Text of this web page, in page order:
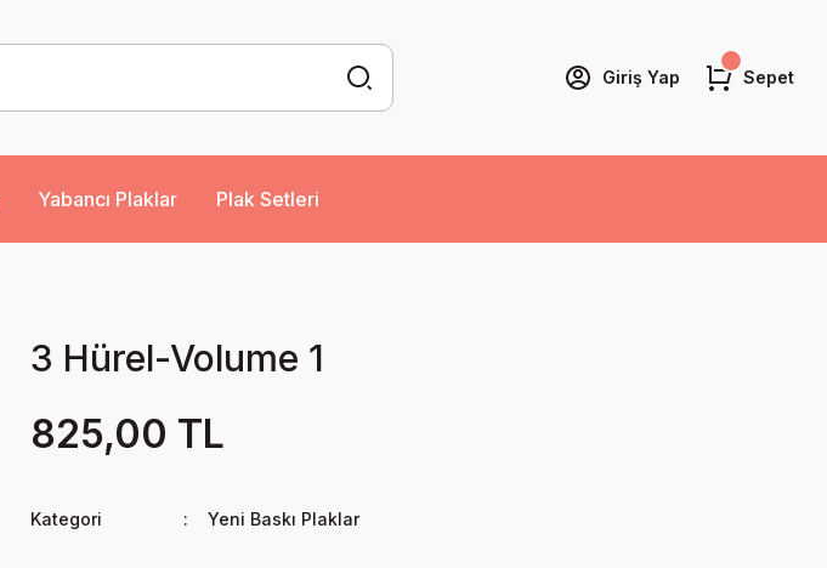
Giriş Yap Sepet
Yabancı Plaklar Plak Setleri
3 Hürel-Volume 1
825,00 TL
Kategori Yeni Baskı Plaklar